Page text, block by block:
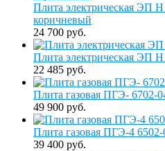
Плита электрическая ЭП
коричневый
24 700 руб.
Плита электрическая ЭП
22 485 руб.
Плита газовая ПГЭ- 6702-
49 900 руб.
Плита газовая ПГЭ-4 6502-
39 400 руб.